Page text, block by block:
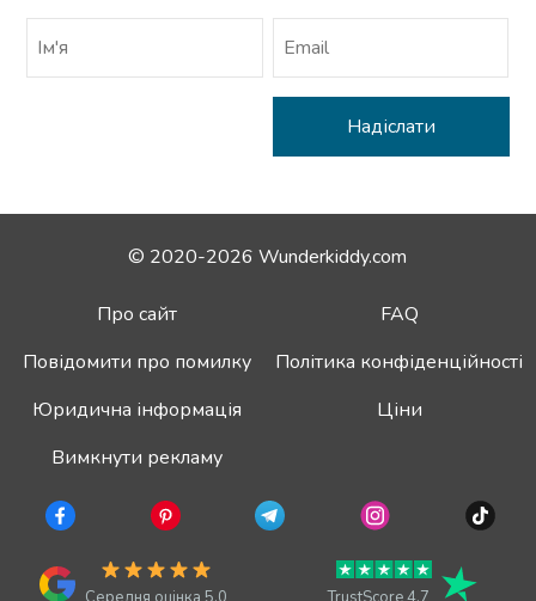
© 2020-2026 Wunderkiddy.com
Про сайт
FAQ
Повідомити про помилку
Політика конфіденційності
Юридична інформація
Ціни
Вимкнути рекламу